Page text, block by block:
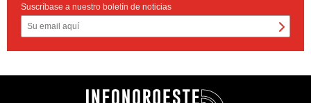
Suscríbase a nuestro boletín de noticias